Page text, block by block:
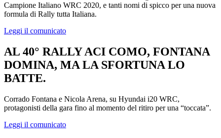
Campione Italiano WRC 2020, e tanti nomi di spicco per una nuova
formula di Rally tutta Italiana.
Leggi il comunicato
AL 40° RALLY ACI COMO, FONTANA
DOMINA, MA LA SFORTUNA LO
BATTE.
Corrado Fontana e Nicola Arena, su Hyundai i20 WRC,
protagonisti della gara fino al momento del ritiro per una “toccata”.
Leggi il comunicato